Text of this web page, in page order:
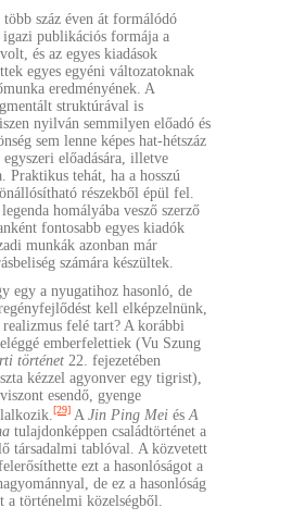
száz éven át formálódó
igazi publikációs formája a
és az egyes kiadások
egyes egyéni változatoknak
eredményének. A
struktúrával is
nyilván semmilyen előadó és
sem lenne képes hat-hétszáz
előadására, illetve
Praktikus tehát, ha a hosszú
részekből épül fel.
homályába vesző szerző
fontosabb egyes kiadók
munkák azonban már
számára készültek.
egy a nyugatihoz hasonló, de
kell elképzelnünk,
felé tart? A korábbi
emberfelettiek (Vu Szung
történet 22. fejezetében
kézzel agyonver egy tigrist),
viszont esendő, gyenge
[29] A Jin Ping Mei és A
tulajdonképpen családtörténet a
társadalmi tablóval. A közvetett
ezt a hasonlóságot a
de ez a hasonlóság
a történelmi közelségből.